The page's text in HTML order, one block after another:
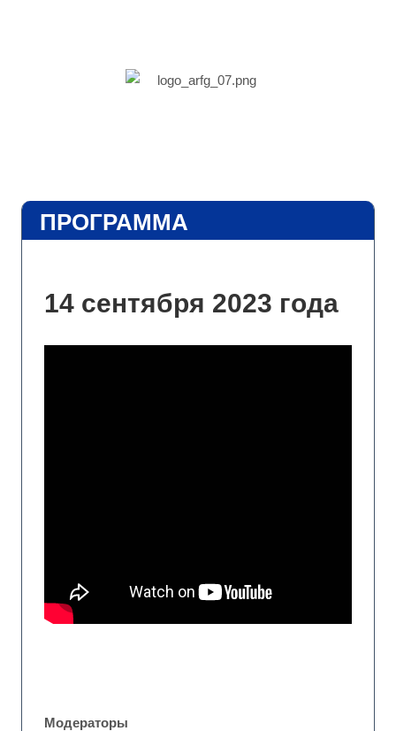
ПРОГРАММА
14 сентября 2023 года
Модераторы